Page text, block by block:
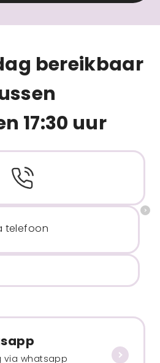
bereikbaar
17:30 uur
telefoon
via whatsapp